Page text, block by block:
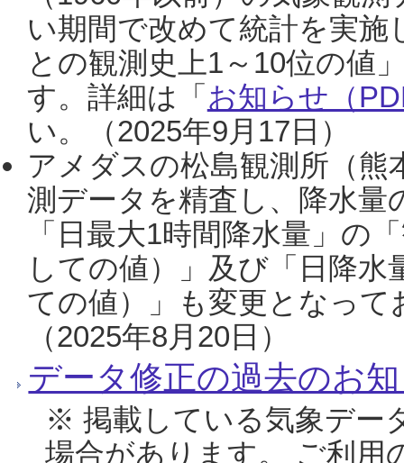
い期間で改めて統計を実
との観測史上1～10位の値
す。詳細は「 お知らせ（
い。（2025年9月17日）
アメダスの松島観測所（熊
測データを精査し、降水
「日最大1時間降水量」の
しての値）」及び「日降
ての値）」も変更となっ
（2025年8月20日）
データ修正の過去のお
※ 掲載している気象デー
場合があります。 ご利用